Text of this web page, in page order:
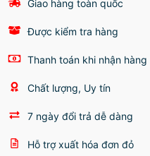
Giao hàng toàn quốc
Được kiểm tra hàng
Thanh toán khi nhận hàng
Chất lượng, Uy tín
7 ngày đổi trả dễ dàng
Hỗ trợ xuất hóa đơn đỏ